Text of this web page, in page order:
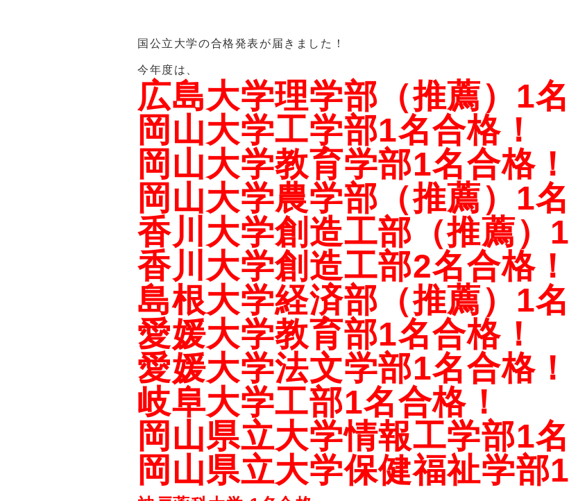
国公立大学の合格発表が届きました！
今年度は、
広島大学理学部（推薦）1名
岡山大学工学部1名合格！
岡山大学教育学部1名合格！
岡山大学農学部（推薦）1名
香川大学創造工部（推薦）
香川大学創造工部2名合格！
島根大学経済部（推薦）1名
愛媛大学教育部1名合格！
愛媛大学法文学部1名合格！
岐阜大学工部1名合格！
岡山県立大学情報工学部1
岡山県立大学保健福祉学部